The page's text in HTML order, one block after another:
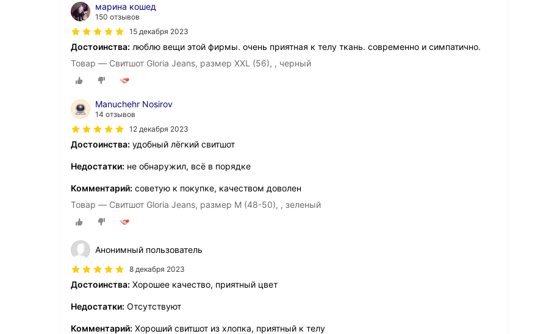
марина кошед
150 отзывов
15 декабря 2023
Достоинства: люблю вещи этой фирмы. очень приятная к телу ткань. современно и симпатично.
Товар — Свитшот Gloria Jeans, размер XXL (56), , черный
Manuchehr Nosirov
14 отзывов
12 декабря 2023
Достоинства: удобный лёгкий свитшот
Недостатки: не обнаружил, всё в порядке
Комментарий: советую к покупке, качеством доволен
Товар — Свитшот Gloria Jeans, размер M (48-50), , зеленый
Анонимный пользователь
8 декабря 2023
Достоинства: Хорошее качество, приятный цвет
Недостатки: Отсутствуют
Комментарий: Хороший свитшот из хлопка, приятный к телу